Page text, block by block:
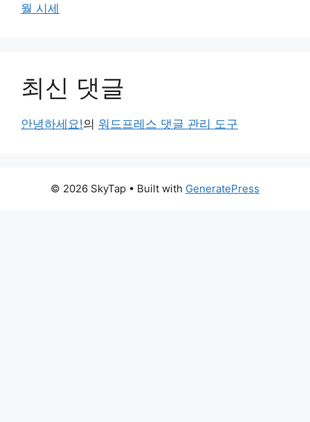
월 시세
최신 댓글
안녕하세요!의 워드프레스 댓글 관리 도구
© 2026 SkyTap • Built with GeneratePress